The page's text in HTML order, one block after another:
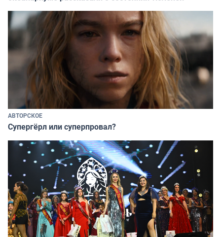
АВТОРСКОЕ
Супергёрл или суперпровал?